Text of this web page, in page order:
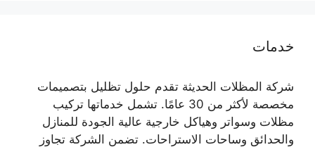
خدمات
شركة المظلات الحديثة تقدم حلول تظليل بتصميمات
مخصصة لأكثر من 30 عامًا. تشمل خدماتها تركيب
مظلات وسواتر وهياكل خارجية عالية الجودة للمنازل
والحدائق وساحات الاستراحات. تضمن الشركة تجاوز